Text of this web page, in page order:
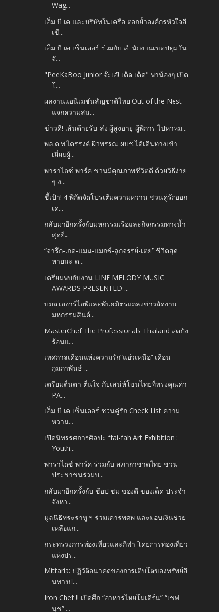
Wag...
เอ็ม บี เค และบริษัทในเครือ ตอกย้ำองค์กรหัวใจสี
เขี...
เอ็ม บี เค เซ็นเตอร์ ร่วมกับ สำนักงานเขตปทุมวัน
จั...
"PeeKaBoo Junior จ๊ะเอ๋! เด็ด เด็ด" พาน้องๆ เปิด
โ...
ผลงานแอนิเมชันสัญชาติไทย Out of the Nest
แจกความสน...
ข่าวดี! เส้นด้ายรับ-ส่ง ผู้สูงอายุ-ผู้พิการ ไปหาหม...
พล.ต.ท.ไตรรงค์ ผิวพรรณ ผบช.ได้เดินทางเข้า
เยี่ยมผู้...
พาราไดซ์ พาร์ค ชวนมีคุณภาพชีวิตดี ด้วยวิธีง่าย
ๆ ง...
ชี้เป้า! 4 พิกัดจัดโปรเติมความหวาน ชวนคู่รักออก
เด...
กลับมาอีกครั้งกับมหกรรมเรือและกิจกรรมทางน้ำ
สุดยิ่...
“จารึก-เกด-แมน-แมกซ์-ลูกจรรย์-เตย” ชีวิตสุด
หายนะ ด...
เตรียมพบกับงาน LINE MELODY MUSIC
AWARDS PRESENTED ...
บมจ.เออาร์ไอพีและพันธมิตรแถลงข่าวจัดงาน
มหกรรมสินค้...
MasterChef The Professionals Thailand สุดปัง
ร้อนแ...
เทศกาลเดือนแห่งความรัก“แอ่วเหนือ” เดือน
กุมภาพันธ์ ...
เตรียมตื่นตา ตื่นใจ กับเสน่ห์โขนไทยที่ทรงคุณค่า
PA...
เอ็ม บี เค เซ็นเตอร์ ชวนคู่รัก Check List ความ
หวาน...
เปิดนิทรรศการศิลปะ “fai-fah Art Exhibition :
Youth...
พาราไดซ์ พาร์ค ร่วมกับ สภากาชาดไทย ชวน
ประชาชนร่วมบ...
กลับมาอีกครั้งกับ ช้อป ชม ของดี ของเด็ด ประจำ
จังหว...
มูลนิธิพระราหู ฯ ร่วมเคารพศพ และมอบเงินช่วย
เหลือแก...
กระทรวงการท่องเที่ยวและกีฬา โดยการท่องเที่ยว
แห่งปร...
Mittaria: ปฏิวัติอนาคตของการเติบโตของทรัพย์สิ
นทางป...
Iron Chef !! เปิดศึก “อาหารไทยโมเดิร์น” “เชฟ
นุช” ...